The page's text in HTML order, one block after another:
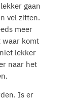
gaan
vel zitten.
meer
waar komt
lekker
naar het
Is er